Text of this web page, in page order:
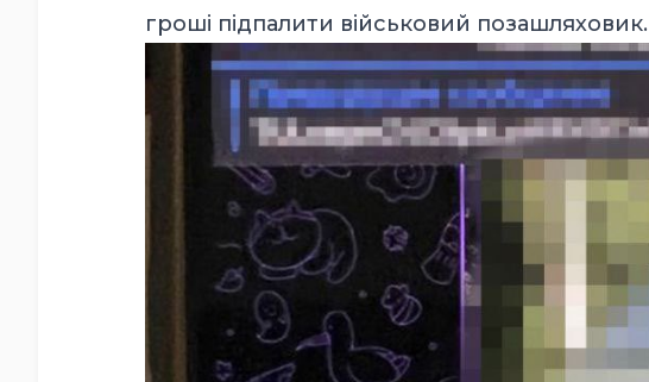
гроші підпалити військовий позашляховик.